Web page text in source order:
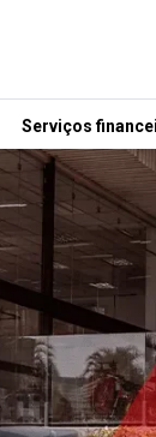
Serviços